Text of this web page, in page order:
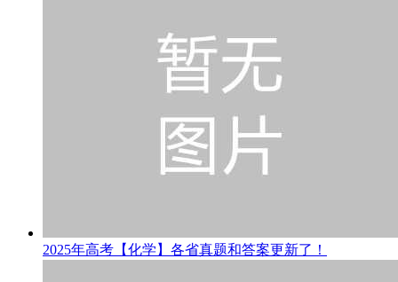
2025年高考【化学】各省真题和答案更新了！